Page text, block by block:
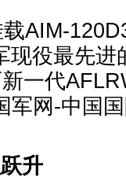
AIM-
现役最先进
一代
军网-中国
升